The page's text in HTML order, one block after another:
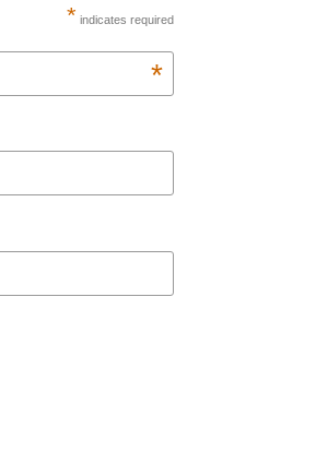
* indicates required
*